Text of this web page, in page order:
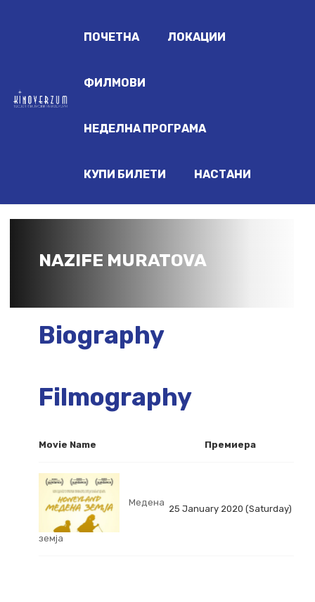
ПОЧЕТНА ЛОКАЦИИ
ФИЛМОВИ
НЕДЕЛНА ПРОГРАМА
КУПИ БИЛЕТИ НАСТАНИ
NAZIFE MURATOVA
Biography
Filmography
Movie Name Премиера
Медена
земја
25 January 2020 (Saturday)